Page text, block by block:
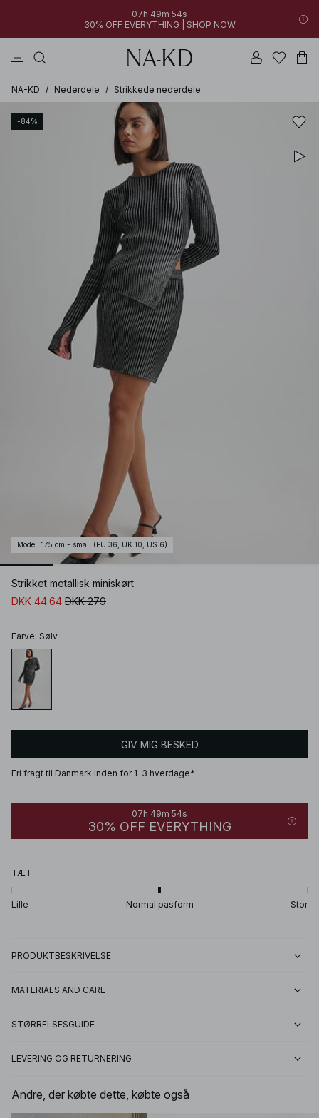
07h 49m 54s
30% OFF EVERYTHING | SHOP NOW
NA-KD / Nederdele / Strikkede nederdele
-84%
Model : 175 cm - small (EU 36, UK 10, US 6)
Strikket metallisk miniskørt
DKK 44.64 DKK 279
Farve: Sølv
GIV MIG BESKED
Fri fragt til Danmark inden for 1-3 hverdage*
07h 49m 54s
30% OFF EVERYTHING
TÆT
Lille Normal pasform Stor
PRODUKTBESKRIVELSE
MATERIALS AND CARE
STØRRELSESGUIDE
LEVERING OG RETURNERING
Andre, der købte dette, købte også